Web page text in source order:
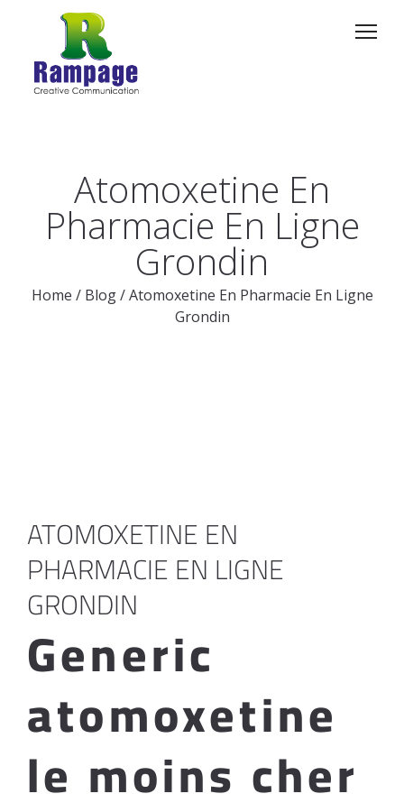
Atomoxetine En
Pharmacie En Ligne
Grondin
Home / Blog /Atomoxetine En Pharmacie En Ligne
Grondin
ATOMOXETINE EN
PHARMACIE EN LIGNE
GRONDIN
Generic
atomoxetine
le moins cher